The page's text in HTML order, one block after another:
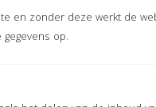
en zonder deze werkt de
op.